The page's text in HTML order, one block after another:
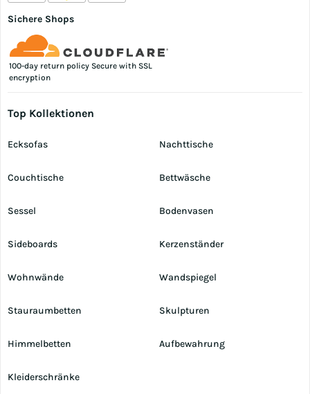
Sichere Shops
100-day return policy Secure with SSL
encryption
Top Kollektionen
Ecksofas
Couchtische
Sessel
Sideboards
Wohnwände
Stauraumbetten
Himmelbetten
Kleiderschränke
Nachttische
Bettwäsche
Bodenvasen
Kerzenständer
Wandspiegel
Skulpturen
Aufbewahrung